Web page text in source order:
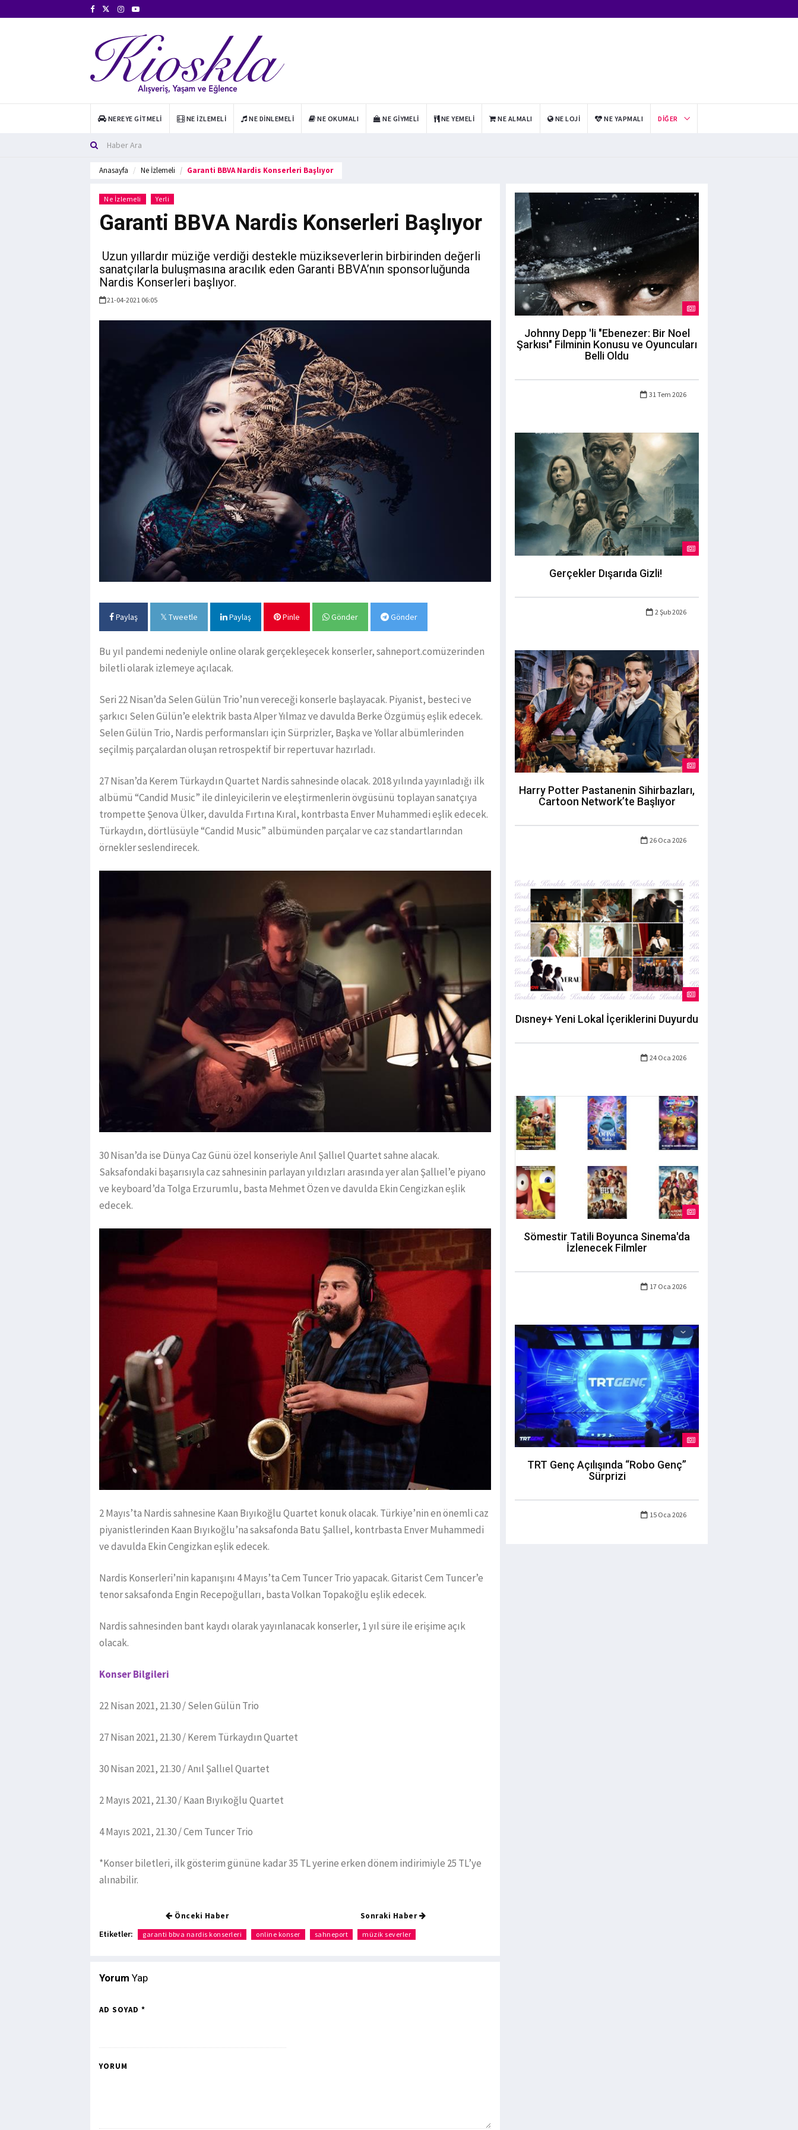
NEREYE GITMELI NE İZLEMELI NE DINLEMELI NE OKUMALI NE GIYMELI NE YEMELI NE ALMALI NE LOJI NE YAPMALI DIĞER
Anasayfa Ne İzlemeli Garanti BBVA Nardis Konserleri Başlıyor
Ne İzlemeli Yerli
Garanti BBVA Nardis Konserleri Başlıyor
Uzun yıllardır müziğe verdiği destekle müzikseverlerin birbirinden değerli
sanatçılarla buluşmasına aracılık eden Garanti BBVA’nın sponsorluğunda
Nardis Konserleri başlıyor.
21-04-2021 06:05
Paylaş Tweetle Paylaş Pinle Gönder Gönder
Bu yıl pandemi nedeniyle online olarak gerçekleşecek konserler, sahneport.comüzerinden
biletli olarak izlemeye açılacak.
Seri 22 Nisan’da Selen Gülün Trio’nun vereceği konserle başlayacak. Piyanist, besteci ve
şarkıcı Selen Gülün’e elektrik basta Alper Yılmaz ve davulda Berke Özgümüş eşlik edecek.
Selen Gülün Trio, Nardis performansları için Sürprizler, Başka ve Yollar albümlerinden
seçilmiş parçalardan oluşan retrospektif bir repertuvar hazırladı.
27 Nisan’da Kerem Türkaydın Quartet Nardis sahnesinde olacak. 2018 yılında yayınladığı ilk
albümü “Candid Music” ile dinleyicilerin ve eleştirmenlerin övgüsünü toplayan sanatçıya
trompette Şenova Ülker, davulda Fırtına Kıral, kontrbasta Enver Muhammedi eşlik edecek.
Türkaydın, dörtlüsüyle “Candid Music” albümünden parçalar ve caz standartlarından
örnekler seslendirecek.
30 Nisan’da ise Dünya Caz Günü özel konseriyle Anıl Şallıel Quartet sahne alacak.
Saksafondaki başarısıyla caz sahnesinin parlayan yıldızları arasında yer alan Şallıel’e piyano
ve keyboard’da Tolga Erzurumlu, basta Mehmet Özen ve davulda Ekin Cengizkan eşlik
edecek.
2 Mayıs’ta Nardis sahnesine Kaan Bıyıkoğlu Quartet konuk olacak. Türkiye’nin en önemli caz
piyanistlerinden Kaan Bıyıkoğlu’na saksafonda Batu Şallıel, kontrbasta Enver Muhammedi
ve davulda Ekin Cengizkan eşlik edecek.
Nardis Konserleri’nin kapanışını 4 Mayıs’ta Cem Tuncer Trio yapacak. Gitarist Cem Tuncer’e
tenor saksafonda Engin Recepoğulları, basta Volkan Topakoğlu eşlik edecek.
Nardis sahnesinden bant kaydı olarak yayınlanacak konserler, 1 yıl süre ile erişime açık
olacak.
Konser Bilgileri
22 Nisan 2021, 21.30 / Selen Gülün Trio
27 Nisan 2021, 21.30 / Kerem Türkaydın Quartet
30 Nisan 2021, 21.30 / Anıl Şallıel Quartet
2 Mayıs 2021, 21.30 / Kaan Bıyıkoğlu Quartet
4 Mayıs 2021, 21.30 / Cem Tuncer Trio
*Konser biletleri, ilk gösterim gününe kadar 35 TL yerine erken dönem indirimiyle 25 TL’ye
alınabilir.
Önceki Haber Sonraki Haber
Etiketler: garanti bbva nardis konserleri online konser sahneport müzik severler
Yorum Yap
AD SOYAD *
YORUM
Johnny Depp 'li "Ebenezer: Bir Noel
Şarkısı" Filminin Konusu ve Oyuncuları
Belli Oldu
31 Tem 2026
Gerçekler Dışarıda Gizli!
2 Şub 2026
Harry Potter Pastanenin Sihirbazları,
Cartoon Network’te Başlıyor
26 Oca 2026
Dısney+ Yeni Lokal İçeriklerini Duyurdu
24 Oca 2026
Sömestir Tatili Boyunca Sinema'da
İzlenecek Filmler
17 Oca 2026
TRT Genç Açılışında “Robo Genç”
Sürprizi
15 Oca 2026